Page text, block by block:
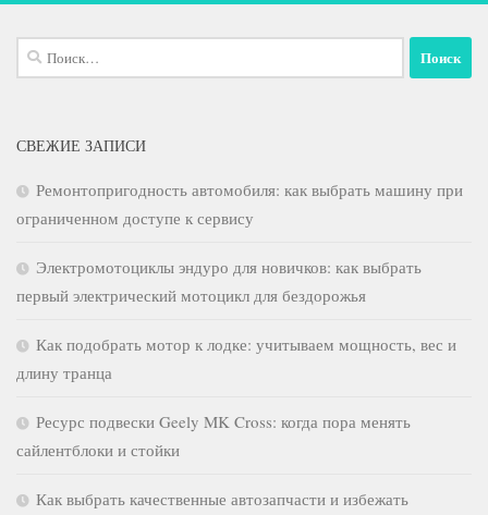
Найти:
СВЕЖИЕ ЗАПИСИ
Ремонтопригодность автомобиля: как выбрать машину при
ограниченном доступе к сервису
Электромотоциклы эндуро для новичков: как выбрать
первый электрический мотоцикл для бездорожья
Как подобрать мотор к лодке: учитываем мощность, вес и
длину транца
Ресурс подвески Geely MK Cross: когда пора менять
сайлентблоки и стойки
Как выбрать качественные автозапчасти и избежать